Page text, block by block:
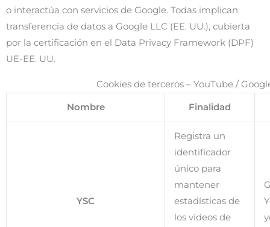
o interactúa con servicios de Google. Todas implican
transferencia de datos a Google LLC (EE. UU.), cubierta
por la certificación en el Data Privacy Framework (DPF)
UE-EE. UU.
Cookies de terceros – YouTube /
Nombre Finalidad
YSC
Registra un
identificador
único para
mantener
estadísticas de
los vídeos de